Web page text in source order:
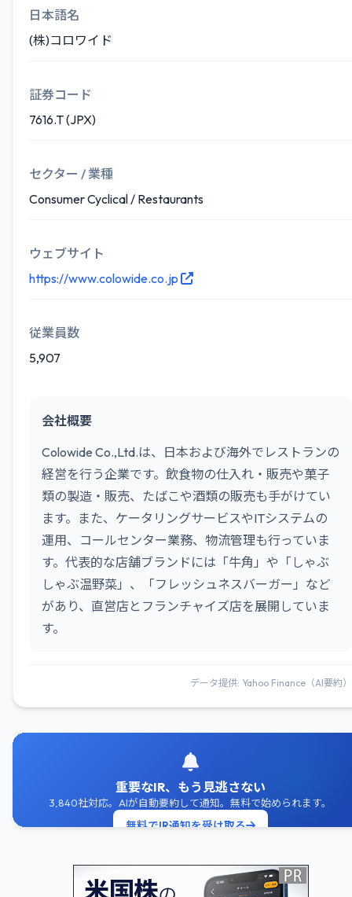
日本語名
(株)コロワイド
証券コード
7616.T (JPX)
セクター / 業種
Consumer Cyclical / Restaurants
ウェブサイト
https://www.colowide.co.jp
従業員数
5,907
会社概要
Colowide Co.,Ltd.は、日本および海外でレストランの
経営を行う企業です。飲食物の仕入れ・販売や菓子
類の製造・販売、たばこや酒類の販売も手がけてい
ます。また、ケータリングサービスやITシステムの
運用、コールセンター業務、物流管理も行っていま
す。代表的な店舗ブランドには「牛角」や「しゃぶ
しゃぶ温野菜」、「フレッシュネスバーガー」など
があり、直営店とフランチャイズ店を展開していま
す。
データ提供: Yahoo Finance（AI要約）
重要なIR、もう見逃さない
3,840社対応。AIが自動要約して通知。無料で始められます。
無料でIR通知を受け取る